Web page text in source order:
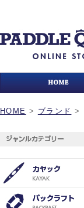
HOME > ブランド >